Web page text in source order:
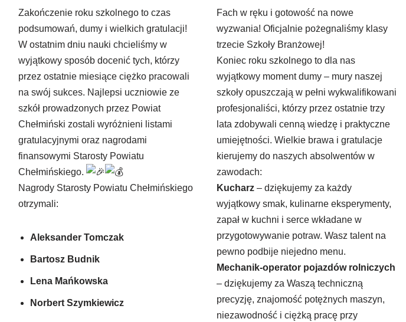
Zakończenie roku szkolnego to czas
podsumowań, dumy i wielkich gratulacji!
W ostatnim dniu nauki chcieliśmy w
wyjątkowy sposób docenić tych, którzy
przez ostatnie miesiące ciężko pracowali
na swój sukces. Najlepsi uczniowie ze
szkół prowadzonych przez Powiat
Chełmiński zostali wyróżnieni listami
gratulacyjnymi oraz nagrodami
finansowymi Starosty Powiatu
Chełmińskiego.
Nagrody Starosty Powiatu Chełmińskiego
otrzymali:
Aleksander Tomczak
Bartosz Budnik
Lena Mańkowska
Norbert Szymkiewicz
Fach w ręku i gotowość na nowe
wyzwania! Oficjalnie pożegnaliśmy klasy
trzecie Szkoły Branżowej!
Koniec roku szkolnego to dla nas
wyjątkowy moment dumy – mury naszej
szkoły opuszczają w pełni wykwalifikowani
profesjonaliści, którzy przez ostatnie trzy
lata zdobywali cenną wiedzę i praktyczne
umiejętności. Wielkie brawa i gratulacje
kierujemy do naszych absolwentów w
zawodach:
Kucharz – dziękujemy za każdy
wyjątkowy smak, kulinarne eksperymenty,
zapał w kuchni i serce wkładane w
przygotowywanie potraw. Wasz talent na
pewno podbije niejedno menu.
Mechanik-operator pojazdów rolniczych
– dziękujemy za Waszą techniczną
precyzję, znajomość potężnych maszyn,
niezawodność i ciężką pracę przy